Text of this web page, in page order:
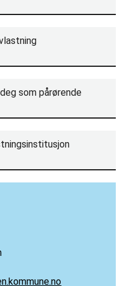
som pårørende